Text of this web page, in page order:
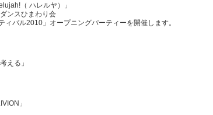
（ ハレルヤ）」
ンスひまわり会
ィバル2010」オープニングパーティーを開催します。
える」
」